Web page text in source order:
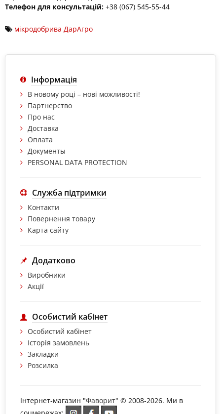
Телефон для консультацій: +38 (067) 545-55-44
мікродобрива ДарАгро
Інформація
В новому році – нові можливості!
Партнерство
Про нас
Доставка
Оплата
Документы
PERSONAL DATA PROTECTION
Служба підтримки
Контакти
Повернення товару
Карта сайту
Додатково
Виробники
Акції
Особистий кабінет
Особистий кабінет
Історія замовлень
Закладки
Розсилка
Інтернет-магазин "Фаворит" © 2008-2026. Ми в